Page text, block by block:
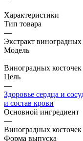
Характеристики
Тип товара
—
Экстракт виноградных
Модель
—
Виноградных косточек
Цель
—
Здоровье сердца и
и состав крови
Основной ингредиент
—
Виноградных косточек
Форма выпуска